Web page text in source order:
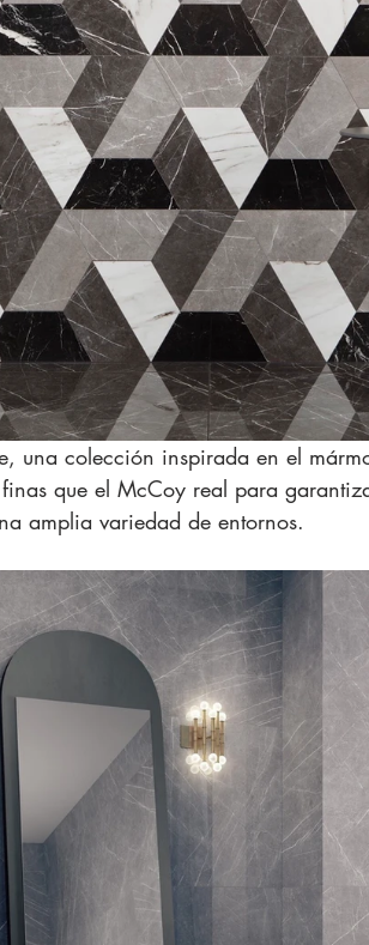
una colección inspirada en el
que el McCoy real para
amplia variedad de entornos.